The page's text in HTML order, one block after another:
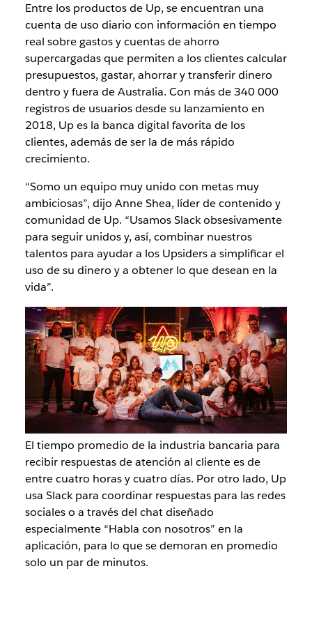
Entre los productos de Up, se encuentran una
cuenta de uso diario con información en tiempo
real sobre gastos y cuentas de ahorro
supercargadas que permiten a los clientes calcular
presupuestos, gastar, ahorrar y transferir dinero
dentro y fuera de Australia. Con más de 340 000
registros de usuarios desde su lanzamiento en
2018, Up es la banca digital favorita de los
clientes, además de ser la de más rápido
crecimiento.
“Somo un equipo muy unido con metas muy
ambiciosas”, dijo Anne Shea, líder de contenido y
comunidad de Up. “Usamos Slack obsesivamente
para seguir unidos y, así, combinar nuestros
talentos para ayudar a los Upsiders a simplificar el
uso de su dinero y a obtener lo que desean en la
vida”.
El tiempo promedio de la industria bancaria para
recibir respuestas de atención al cliente es de
entre cuatro horas y cuatro días. Por otro lado, Up
usa Slack para coordinar respuestas para las redes
sociales o a través del chat diseñado
especialmente “Habla con nosotros” en la
aplicación, para lo que se demoran en promedio
solo un par de minutos.